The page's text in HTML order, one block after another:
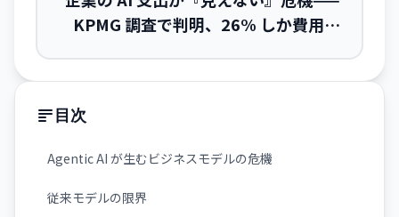
KPMG 調査で判明、26% しか費用を
目次
Agentic AI が生むビジネスモデルの危機
従来モデルの限界